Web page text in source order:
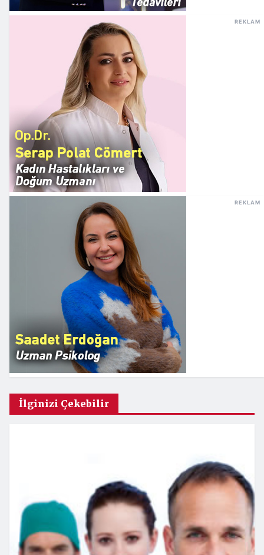
REKLAM
REKLAM
İlginizi Çekebilir